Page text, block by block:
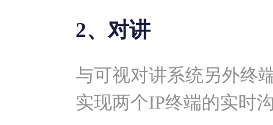
2、对讲
与可视对讲系统另外终
实现两个IP终端的实时